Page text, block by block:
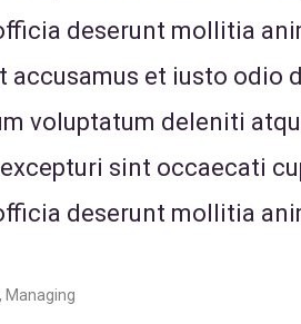
deserunt mollitia
accusamus et iusto
voluptatum deleniti
sint occaecati
deserunt mollitia
, Managing